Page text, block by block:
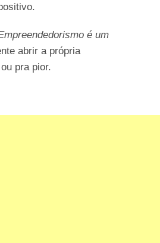
é um
abrir a própria
pra pior.